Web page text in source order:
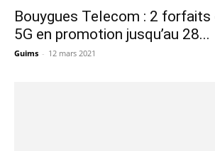
Bouygues Telecom : 2
5G en promotion jusqu’au 28...
Guims - 12 mars 2021